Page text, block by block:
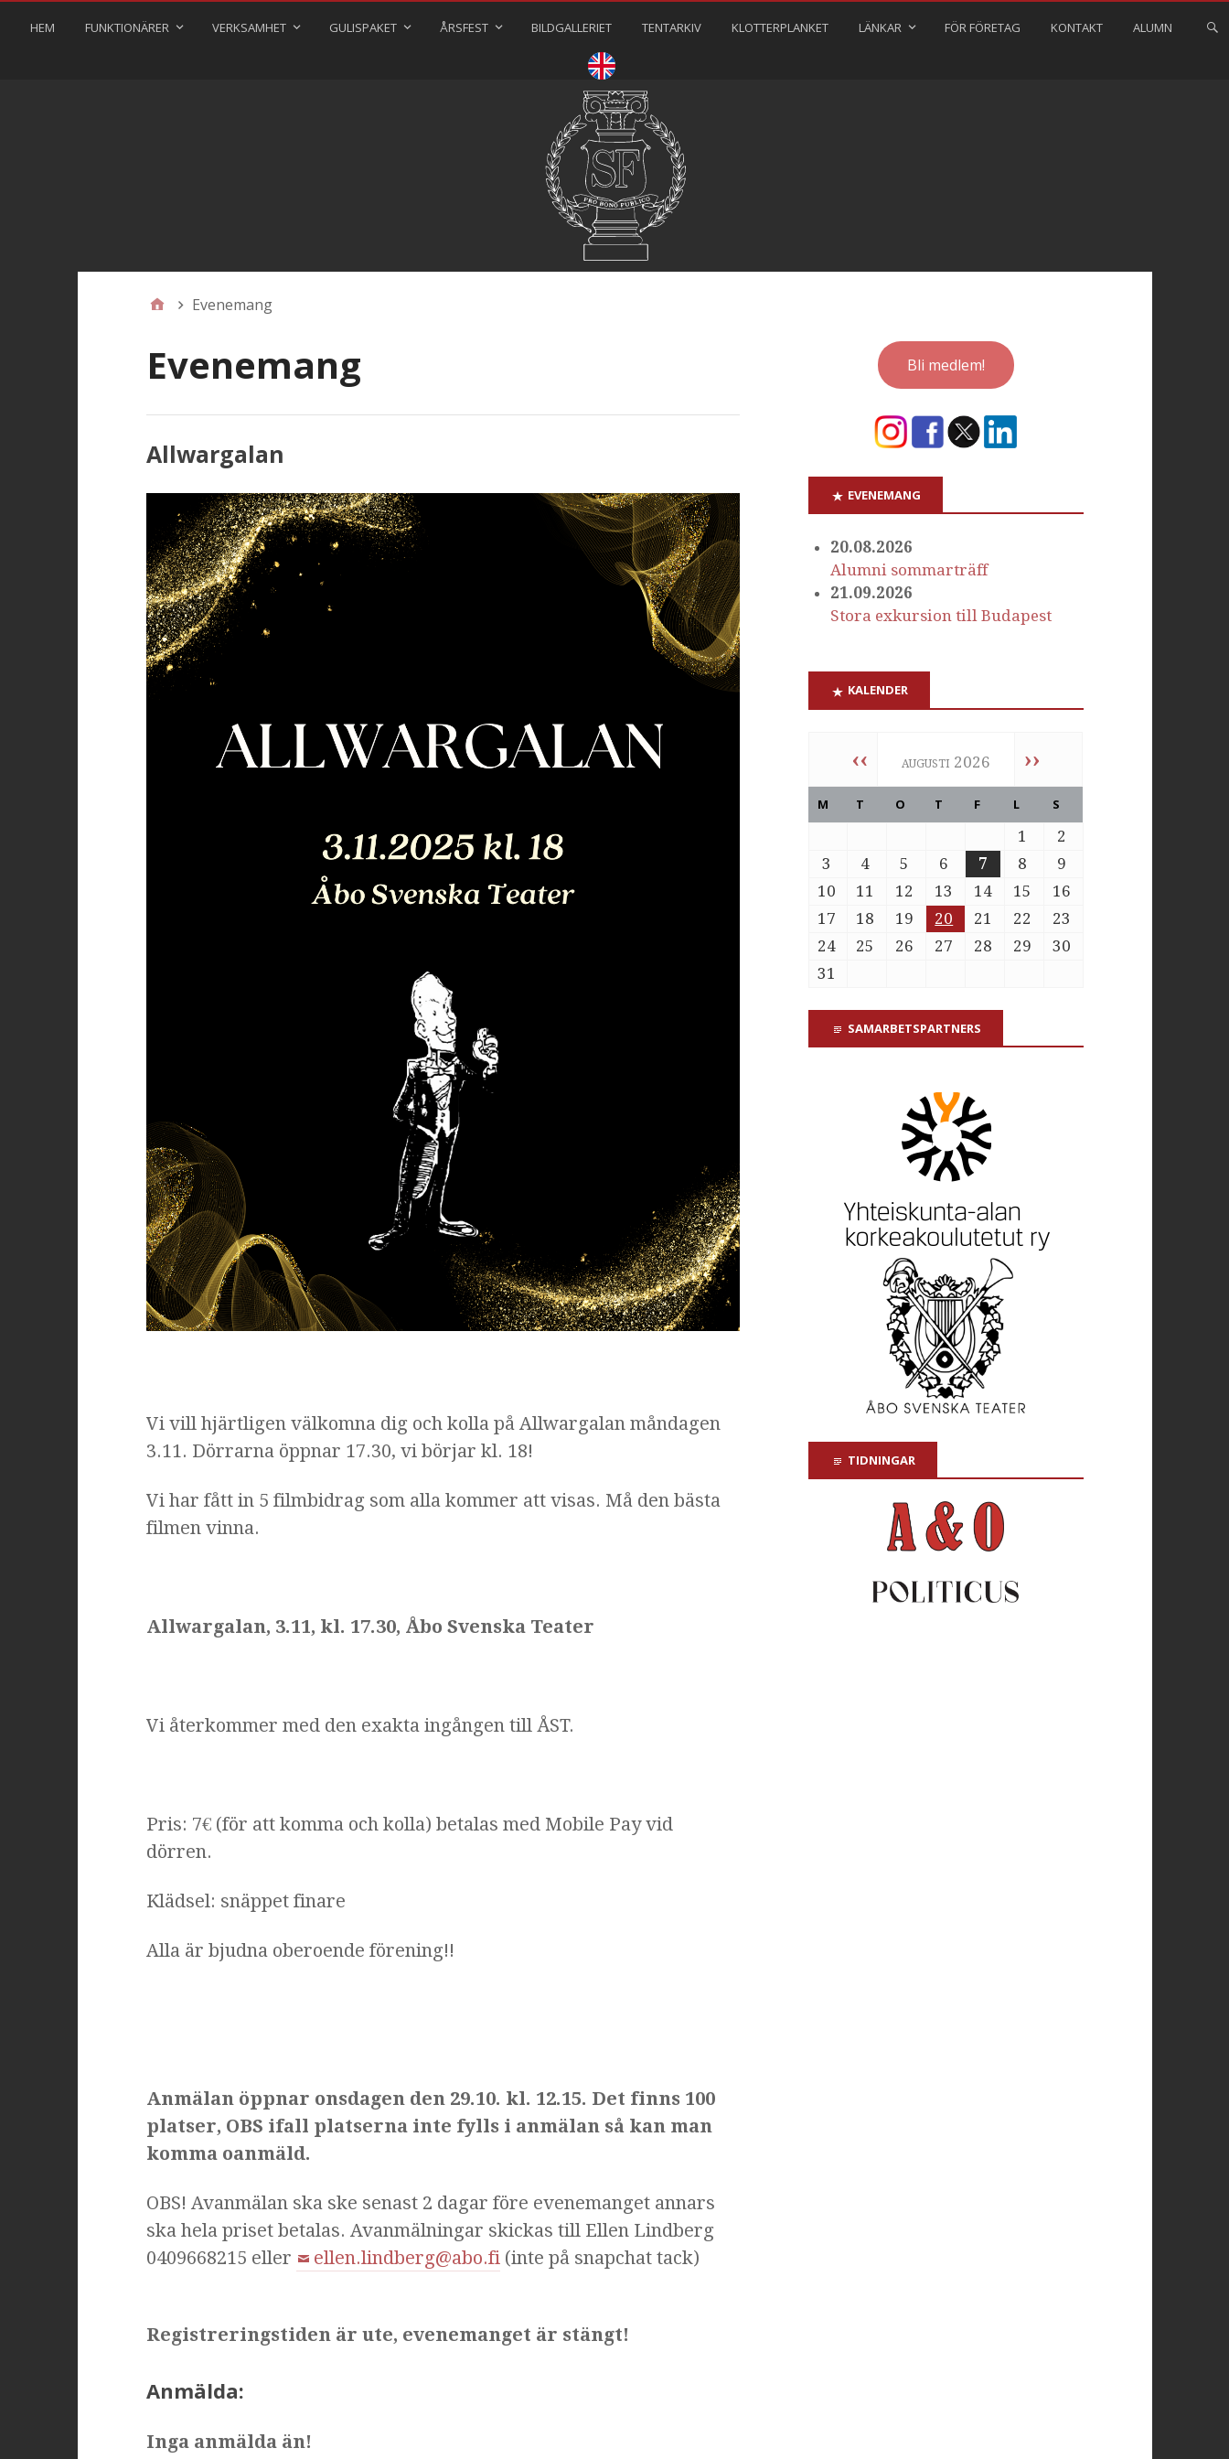
HEM FUNKTIONÄRER VERKSAMHET GULISPAKET ÅRSFEST BILDGALLERIET TENTARKIV KLOTTERPLANKET LÄNKAR FÖR FÖRETAG KONTAKT ALUMN
⠀⠀⠀
Evenemang
Evenemang
Allwargalan
Vi vill hjärtligen välkomna dig och kolla på Allwargalan måndagen
3.11. Dörrarna öppnar 17.30, vi börjar kl. 18!
Vi har fått in 5 filmbidrag som alla kommer att visas. Må den bästa
filmen vinna.
Allwargalan, 3.11, kl. 17.30, Åbo Svenska Teater
Vi återkommer med den exakta ingången till ÅST.
Pris: 7€ (för att komma och kolla) betalas med Mobile Pay vid
dörren.
Klädsel: snäppet finare
Alla är bjudna oberoende förening!!
Anmälan öppnar onsdagen den 29.10. kl. 12.15. Det finns 100
platser, OBS ifall platserna inte fylls i anmälan så kan man
komma oanmäld.
OBS! Avanmälan ska ske senast 2 dagar före evenemanget annars
ska hela priset betalas. Avanmälningar skickas till Ellen Lindberg
0409668215 eller
ellen.lindberg@abo.fi(inte på snapchat tack)
Registreringstiden är ute, evenemanget är stängt!
Anmälda:
Inga anmälda än!
Bli medlem!
EVENEMANG
20.08.2026
Alumni sommarträff
21.09.2026
Stora exkursion till Budapest
KALENDER
‹‹ augusti 2026 ››
M T O T F L S
1
2
3
4 5 6 7 8
9
10
11 12 13 14 15
16
17
18 19 20 21 22
23
24
25 26 27 28 29
30
31
SAMARBETSPARTNERS
TIDNINGAR